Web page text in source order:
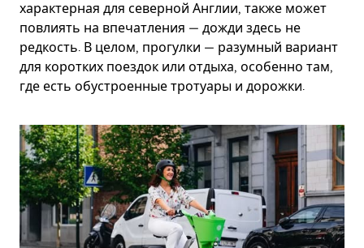
характерная для северной Англии, также может
повлиять на впечатления — дожди здесь не
редкость. В целом, прогулки — разумный вариант
для коротких поездок или отдыха, особенно там,
где есть обустроенные тротуары и дорожки.